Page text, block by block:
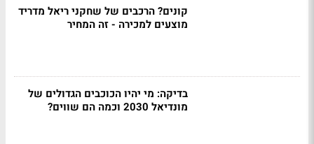
קונים? הרכבים של שחקני ריאל מדריד
מוצעים למכירה - זה המחיר
בדיקה: מי יהיו הכוכבים הגדולים של
מונדיאל 2030 וכמה הם שווים?